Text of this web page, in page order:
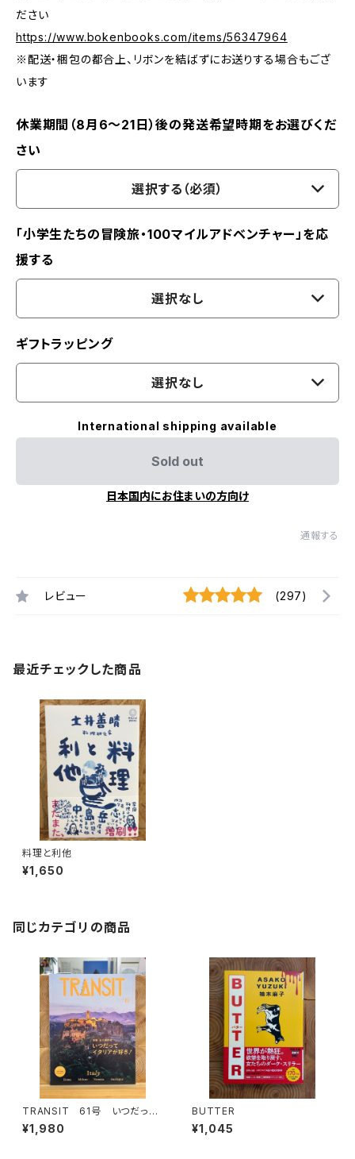
ださい
https://www.bokenbooks.com/items/56347964
※配送・梱包の都合上、リボンを結ばずにお送りする場合もござ
います
休業期間（8月6〜21日）後の発送希望時期をお選びくだ
さい
選択する（必須）
「小学生たちの冒険旅・100マイルアドベンチャー」を応
援する
選択なし
ギフトラッピング
選択なし
International shipping available
Sold out
日本国内にお住まいの方向け
通報する
レビュー (297)
最近チェックした商品
料理と利他
¥1,650
同じカテゴリの商品
TRANSIT 61号 いつだって
イタリアが好き！
¥1,980
BUTTER
¥1,045